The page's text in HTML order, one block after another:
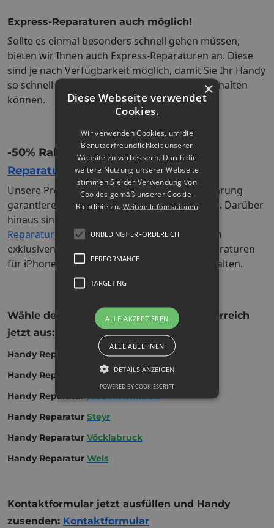
Express-Reparaturen auch möglich!
Sollte es einmal besonders schnell gehen müssen,
bieten wir Ihnen auch Express-Reparaturen an. Diese
sind je nach Verfügbarkeit möglich, damit Sie Ihr Handy
so schnell wie möglich wieder in den Händen halten
können.
-50% Rabatt auf alle Reparaturen mit
Reparaturbonus.at
Unsere Professionalität und langjährige Erfahrung
garantieren Ihnen einen erstklassigen Service. Darüber
hinaus sind wir stolzer Partnerbetrieb des
Reparaturbonus.at, wodurch Sie bei uns einen
exklusiven Rabatt von 50% auf alle Handyreparaturen
für iPhone, Samsung, Huawei und Xiaomi erhalten.
Wähle deine Stadt/Wohnsitz in Oberösterreich
jetzt aus:
Handy Reparatur
Braunau am Inn
Handy Reparatur
Linz
Handy ReparaturRied im Innkreis
Handy Reparatur Steyr
Handy Reparatur Vöcklabruck
Handy Reparatur Wels
Kontaktformular jetzt ausfüllen und Handy
zusenden: Kontaktformular
×
Diese Webseite verwendet
Cookies.
Wir verwenden Cookies, um die
Benutzerfreundlichkeit unserer
Website zu verbessern. Durch die
weitere Nutzung unserer Webseite
stimmen Sie der Verwendung von
Cookies gemäß unserer Cookie-
Richtlinie zu. Weitere Informationen
UNBEDINGT ERFORDERLICH
PERFORMANCE
TARGETING
ALLE AKZEPTIEREN
ALLE ABLEHNEN
DETAILS ANZEIGEN
POWERED BY COOKIESCRIPT